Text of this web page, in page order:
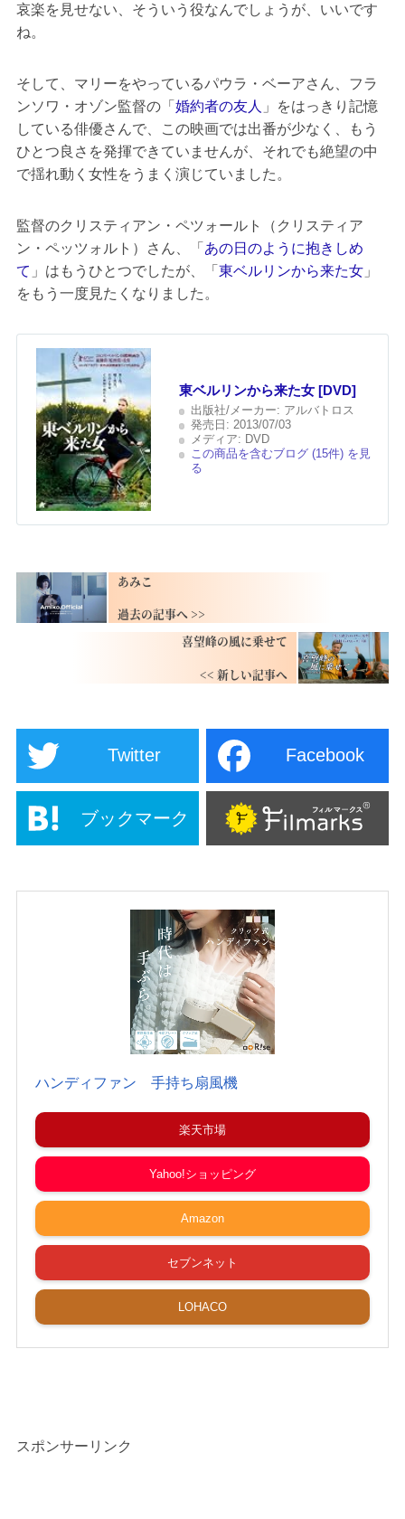
哀楽を見せない、そういう役なんでしょうが、いいです
ね。
そして、マリーをやっているパウラ・ベーアさん、フラ
ンソワ・オゾン監督の「 婚約者の友人 」をはっきり記憶
している俳優さんで、この映画では出番が少なく、もう
ひとつ良さを発揮できていませんが、それでも絶望の中
で揺れ動く女性をうまく演じていました。
監督のクリスティアン・ペツォールト（クリスティア
ン・ペッツォルト）さん、「 あの日のように抱きしめ
て 」はもうひとつでしたが、「 東ベルリンから来た女」
をもう一度見たくなりました。
東ベルリンから来た女 [DVD]
出版社/メーカー: アルバトロス
発売日: 2013/07/03
メディア: DVD
この商品を含むブログ (15件) を見
る
あみこ
喜望峰の風に乗せて
Twitter Facebook
ブックマーク
ハンディファン 手持ち扇風機
楽天市場
Yahoo!ショッピング
Amazon
セブンネット
LOHACO
スポンサーリンク